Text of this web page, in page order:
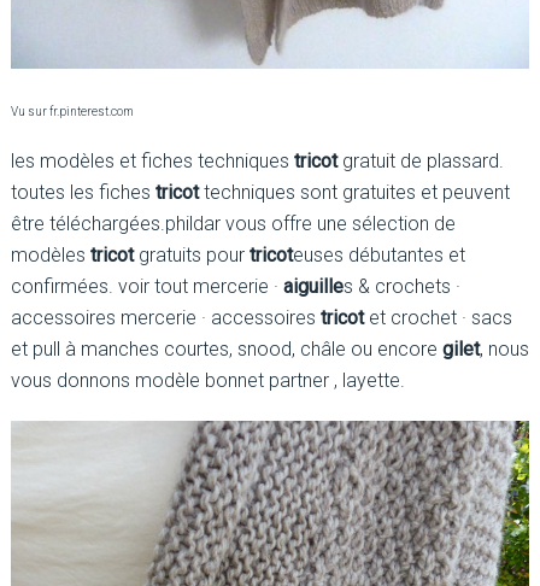
Vu sur fr.pinterest.com
les modèles et fiches techniques tricotgratuit de plassard.
toutes les fiches tricottechniques sont gratuites et peuvent
être téléchargées.phildar vous offre une sélection de
modèles tricotgratuits pour tricoteuses débutantes et
confirmées. voir tout mercerie · aiguilles & crochets ·
accessoires mercerie · accessoires tricotet crochet · sacs
et pull à manches courtes, snood, châle ou encore gilet, nous
vous donnons modèle bonnet partner , layette.